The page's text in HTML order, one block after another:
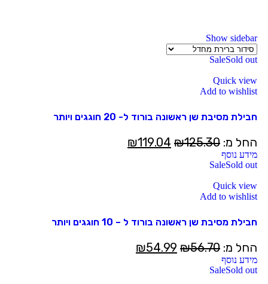
Show sidebar
SaleSold out
Quick view
Add to wishlist
חבילת מסיבת שן ראשונה בורוד ל- 20 חוגגים ויותר
החל מ: ₪125.30
₪119.04
מידע נוסף
SaleSold out
Quick view
Add to wishlist
חבילת מסיבת שן ראשונה בורוד ל – 10 חוגגים ויותר
החל מ: ₪56.70
₪54.99
מידע נוסף
SaleSold out